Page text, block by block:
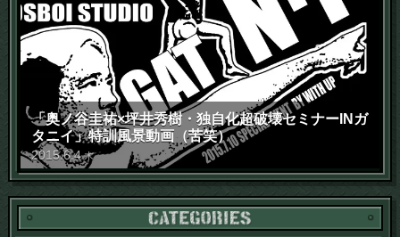
「奥ノ谷圭祐×坪井秀樹・独自化超破壊セミナーINガ
タニイ」特訓風景動画（苦笑）
2015.6.4 木